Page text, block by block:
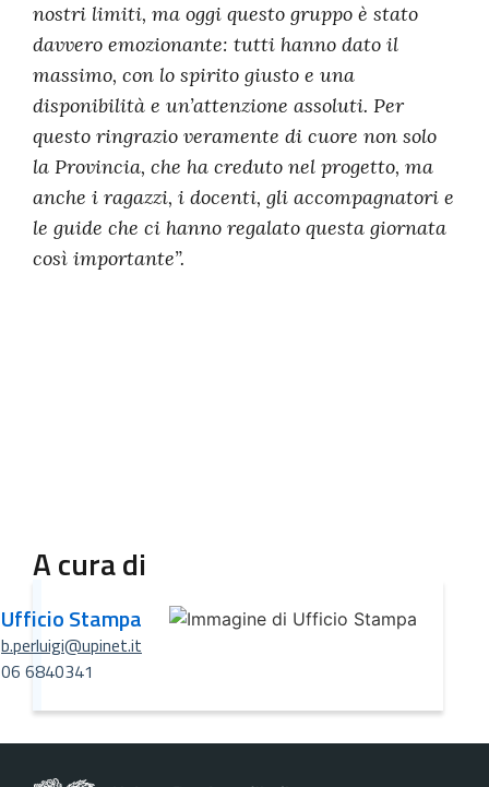
nostri limiti, ma oggi questo gruppo è stato
davvero emozionante: tutti hanno dato il
massimo, con lo spirito giusto e una
disponibilità e un’attenzione assoluti. Per
questo ringrazio veramente di cuore non solo
la Provincia, che ha creduto nel progetto, ma
anche i ragazzi, i docenti, gli accompagnatori e
le guide che ci hanno regalato questa giornata
così importante”.
A cura di
Ufficio Stampa
b.perluigi@upinet.it
06 6840341